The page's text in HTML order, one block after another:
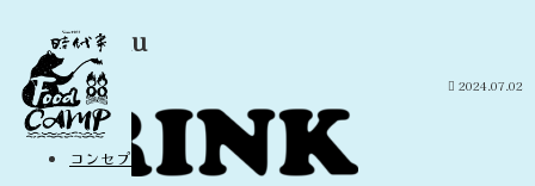
コンセプト
drinkmenu
2024.07.02